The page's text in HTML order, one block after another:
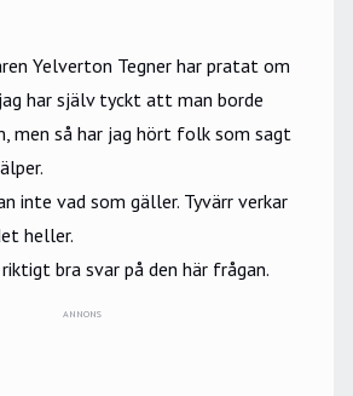
Yelverton Tegner har pratat om
har själv tyckt att man borde
men så har jag hört folk som sagt
inte vad som gäller. Tyvärr verkar
heller.
bra svar på den här frågan.
ANNONS